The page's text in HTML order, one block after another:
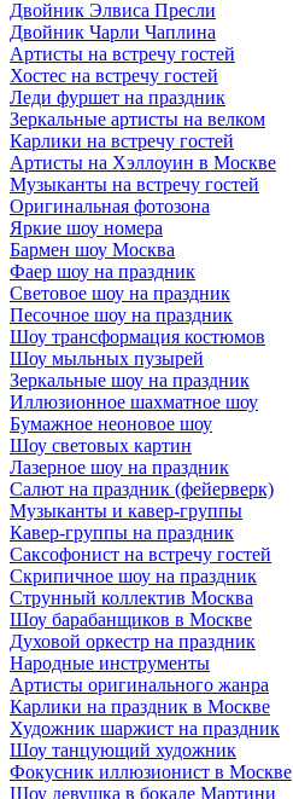
Двойник Элвиса Пресли
Двойник Чарли Чаплина
Артисты на встречу гостей
Хостес на встречу гостей
Леди фуршет на праздник
Зеркальные артисты на велком
Карлики на встречу гостей
Артисты на Хэллоуин в Москве
Музыканты на встречу гостей
Оригинальная фотозона
Яркие шоу номера
Бармен шоу Москва
Фаер шоу на праздник
Световое шоу на праздник
Песочное шоу на праздник
Шоу трансформация костюмов
Шоу мыльных пузырей
Зеркальные шоу на праздник
Иллюзионное шахматное шоу
Бумажное неоновое шоу
Шоу световых картин
Лазерное шоу на праздник
Салют на праздник (фейерверк)
Музыканты и кавер-группы
Кавер-группы на праздник
Саксофонист на встречу гостей
Скрипичное шоу на праздник
Струнный коллектив Москва
Шоу барабанщиков в Москве
Духовой оркестр на праздник
Народные инструменты
Артисты оригинального жанра
Карлики на праздник в Москве
Художник шаржист на праздник
Шоу танцующий художник
Фокусник иллюзионист в Москве
Шоу девушка в бокале Мартини